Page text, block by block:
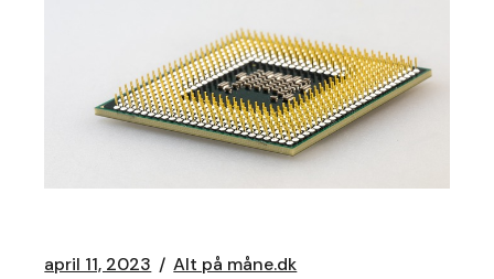
april 11, 2023 Alt på måne.dk